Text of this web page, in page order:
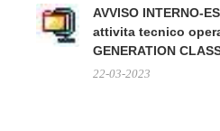
AVVISO INTERNO-
attivita tecnico
GENERATION
22-03-2023